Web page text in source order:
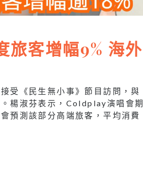
旅客增幅9% 海外
受《民生無小事》節目訪問，與
楊淑芬表示，Coldplay演唱會期
預測該部分高端旅客，平均消費